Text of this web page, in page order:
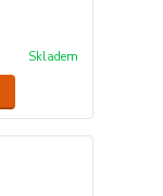
Skladem